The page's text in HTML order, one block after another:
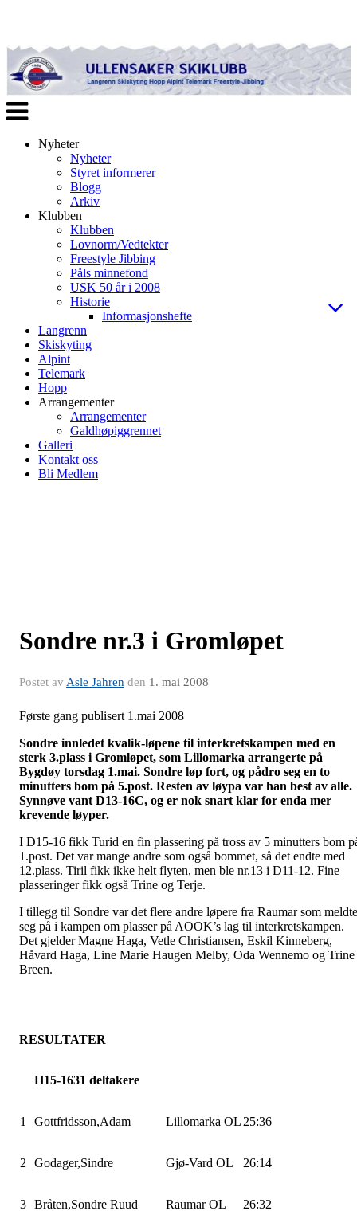
Veksle
navigasjon
Nyheter
Nyheter
Styret informerer
Blogg
Arkiv
Klubben
Klubben
Lovnorm/Vedtekter
Freestyle Jibbing
Påls minnefond
USK 50 år i 2008
Historie
Informasjonshefte
Langrenn
Skiskyting
Alpint
Telemark
Hopp
Arrangementer
Arrangementer
Galdhøpiggrennet
Galleri
Kontakt oss
Bli Medlem
Sondre nr.3 i Gromløpet
Postet av Asle Jahren den 1. mai 2008
Første gang publisert 1.mai 2008
Sondre innledet kvalik-løpene til interkretskampen med en
sterk 3.plass i Gromløpet, som Lillomarka arrangerte på
Bygdøy torsdag 1.mai. Sondre løp fort, og pådro seg en to
minutters bom på 5.post. Resten av løypa var han best av alle.
Synnøve vant D13-16C, og er nok snart klar for enda mer
krevende løyper.
I D15-16 fikk Turid en fin plassering på tross av 5 minutters bom
1.post. Det var mange andre som også bommet, så det endte med
12.plass. Tiril fikk ikke helt flyten, men ble nr.13 i D11-12. Fine
plasseringer fikk også Trine og Terje.
I tillegg til Sondre var det flere andre løpere fra Raumar som meldte
seg på i kampen om plasser på AOOK’s lag til interkretskampen.
Det gjelder Magne Haga, Vetle Christiansen, Eskil Kinneberg,
Håvard Haga, Line Marie Haugen Melby, Oda Wennemo og Trine
Breen.
RESULTATER
H15-1631 deltakere
1 Gottfridsson,Adam Lillomarka OL 25:36
2 Godager,Sindre Gjø-Vard OL 26:14
3 Bråten,Sondre Ruud Raumar OL 26:32